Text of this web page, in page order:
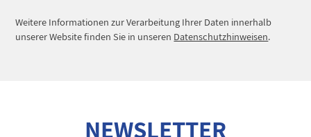
Weitere Informationen zur Verarbeitung Ihrer Daten innerhalb
unserer Website finden Sie in unseren Datenschutzhinweisen.
NEWSLETTER